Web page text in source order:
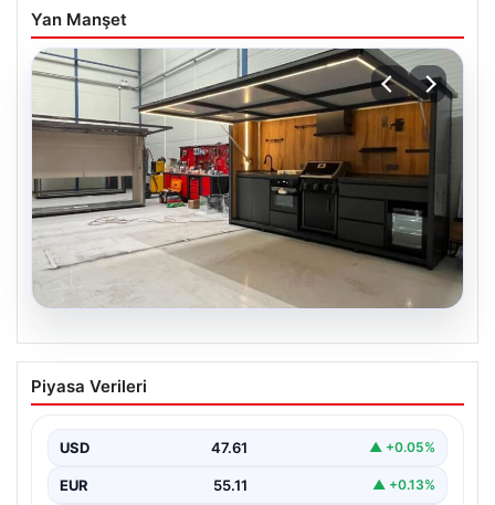
Yan Manşet
Açık Alan Mimarisinde Konfor ve bahçe
mutfağı Çözümleri
köşelerinden parçası gelmiştir. Doğayla uyumlu…
Piyasa Verileri
USD 47.61 ▲ +0.05%
EUR 55.11 ▲ +0.13%